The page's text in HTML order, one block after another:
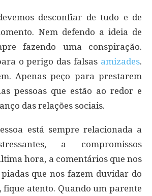
desconfiar de tudo e de
Nem defendo a ideia de
fazendo uma conspiração.
o perigo das falsas amizades.
Apenas peço para prestarem
pessoas que estão ao redor e
das relações sociais.
está sempre relacionada a
a compromissos
hora, a comentários que nos
que nos fazem duvidar do
fique atento. Quando um parente